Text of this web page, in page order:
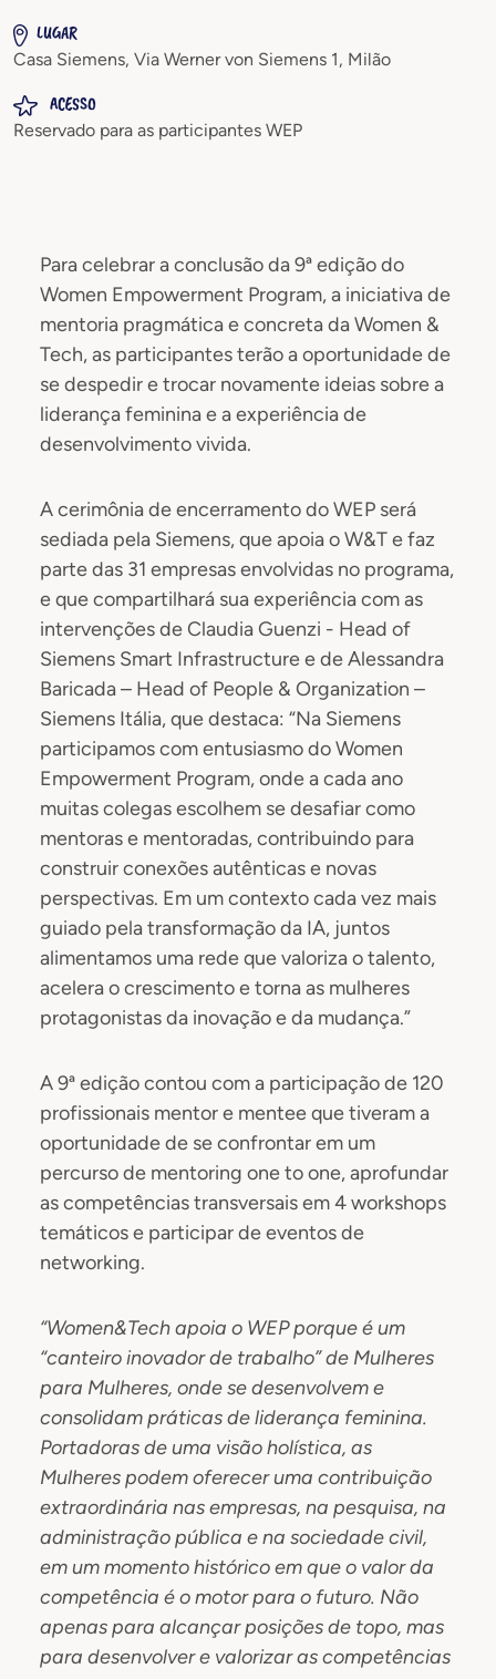
LUGAR
Casa Siemens, Via Werner von Siemens 1, Milão
ACESSO
Reservado para as participantes WEP
Para celebrar a conclusão da 9ª edição do
Women Empowerment Program, a iniciativa de
mentoria pragmática e concreta da Women &
Tech, as participantes terão a oportunidade de
se despedir e trocar novamente ideias sobre a
liderança feminina e a experiência de
desenvolvimento vivida.
A cerimônia de encerramento do WEP será
sediada pela Siemens, que apoia o W&T e faz
parte das 31 empresas envolvidas no programa,
e que compartilhará sua experiência com as
intervenções de Claudia Guenzi - Head of
Siemens Smart Infrastructure e de Alessandra
Baricada – Head of People & Organization –
Siemens Itália, que destaca: “Na Siemens
participamos com entusiasmo do Women
Empowerment Program, onde a cada ano
muitas colegas escolhem se desafiar como
mentoras e mentoradas, contribuindo para
construir conexões autênticas e novas
perspectivas. Em um contexto cada vez mais
guiado pela transformação da IA, juntos
alimentamos uma rede que valoriza o talento,
acelera o crescimento e torna as mulheres
protagonistas da inovação e da mudança.”
A 9ª edição contou com a participação de 120
profissionais mentor e mentee que tiveram a
oportunidade de se confrontar em um
percurso de mentoring one to one, aprofundar
as competências transversais em 4 workshops
temáticos e participar de eventos de
networking.
“Women&Tech apoia o WEP porque é um
“canteiro inovador de trabalho” de Mulheres
para Mulheres, onde se desenvolvem e
consolidam práticas de liderança feminina.
Portadoras de uma visão holística, as
Mulheres podem oferecer uma contribuição
extraordinária nas empresas, na pesquisa, na
administração pública e na sociedade civil,
em um momento histórico em que o valor da
competência é o motor para o futuro. Não
apenas para alcançar posições de topo, mas
para desenvolver e valorizar as competências